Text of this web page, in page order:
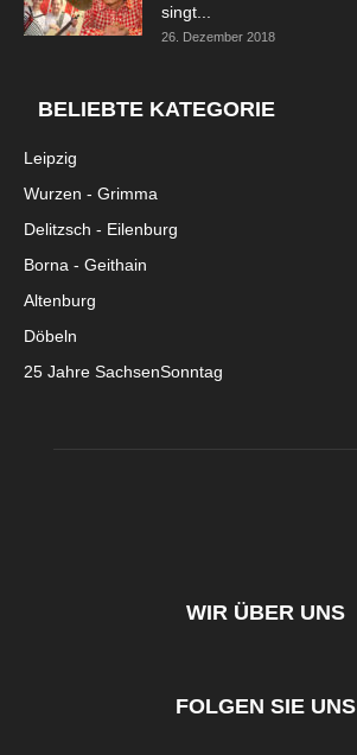
singt...
26. Dezember 2018
BELIEBTE KATEGORIE
Leipzig
Wurzen - Grimma
Delitzsch - Eilenburg
Borna - Geithain
Altenburg
Döbeln
25 Jahre SachsenSonntag
WIR ÜBER UNS
FOLGEN SIE UNS